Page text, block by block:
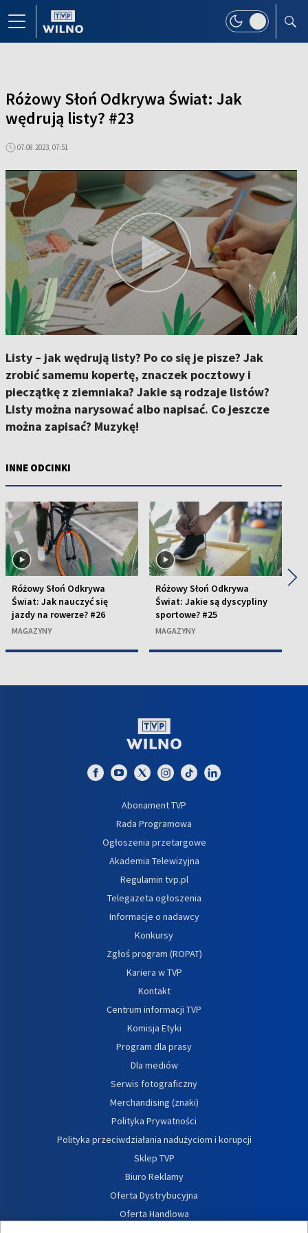
Różowy Słoń Odkrywa Świat: Jak
wędrują listy? #23
07.08.2023, 07:51
Listy – jak wędrują listy? Po co się je pisze? Jak
zrobić samemu kopertę, znaczek pocztowy i
pieczątkę z ziemniaka? Jakie są rodzaje listów?
Listy można narysować albo napisać. Co jeszcze
można zapisać? Muzykę!
INNE ODCINKI
Różowy Słoń Odkrywa
Świat: Jak nauczyć się
jazdy na rowerze? #26
MAGAZYNY
Różowy Słoń Odkrywa
Świat: Jakie są dyscypliny
sportowe? #25
MAGAZYNY
▶
Abonament TVP
Rada Programowa
Ogłoszenia przetargowe
Akademia Telewizyjna
Regulamin tvp.pl
Telegazeta ogłoszenia
Informacje o nadawcy
Konkursy
Zgłoś program (ROPAT)
Kariera w TVP
Kontakt
Centrum informacji TVP
Komisja Etyki
Program dla prasy
Dla mediów
Serwis fotograficzny
Merchandising (znaki)
Polityka Prywatności
Polityka przeciwdziałania nadużyciom i korupcji
Sklep TVP
Biuro Reklamy
Oferta Dystrybucyjna
Oferta Handlowa